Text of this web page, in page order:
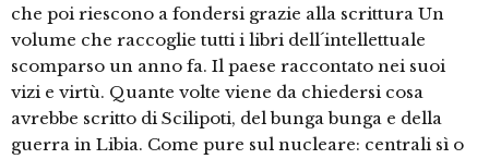
che poi riescono a fondersi grazie alla scrittura Un
volume che raccoglie tutti i libri dell´intellettuale
scomparso un anno fa. Il paese raccontato nei suoi
vizi e virtù. Quante volte viene da chiedersi cosa
avrebbe scritto di Scilipoti, del bunga bunga e della
guerra in Libia. Come pure sul nucleare: centrali sì o